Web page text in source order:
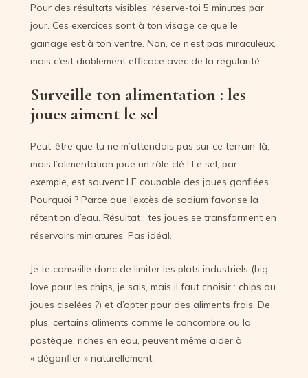
Pour des résultats visibles, réserve-toi 5 minutes par
jour. Ces exercices sont à ton visage ce que le
gainage est à ton ventre. Non, ce n’est pas miraculeux,
mais c’est diablement efficace avec de la régularité.
Surveille ton alimentation : les
joues aiment le sel
Peut-être que tu ne m’attendais pas sur ce terrain-là,
mais l’alimentation joue un rôle clé ! Le sel, par
exemple, est souvent LE coupable des joues gonflées.
Pourquoi ? Parce que l’excès de sodium favorise la
rétention d’eau. Résultat : tes joues se transforment en
réservoirs miniatures. Pas idéal.
Je te conseille donc de limiter les plats industriels (big
love pour les chips, je sais, mais il faut choisir : chips ou
joues ciselées ?) et d’opter pour des aliments frais. De
plus, certains aliments comme le concombre ou la
pastèque, riches en eau, peuvent même aider à
« dégonfler » naturellement.